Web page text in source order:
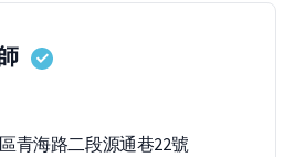
青海路二段源通巷22號